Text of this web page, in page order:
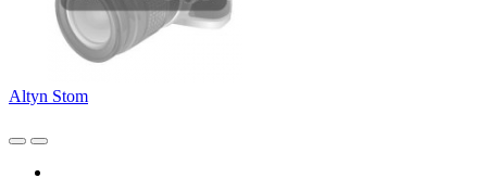
Altyn Stom